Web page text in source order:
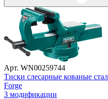
Арт. WN00259744
Тиски слесарные кованые
Forge
3 модификации